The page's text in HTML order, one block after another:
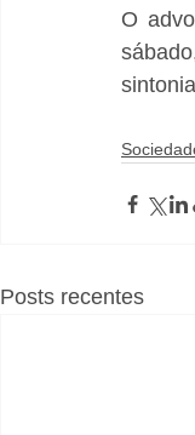
O
Posts recentes